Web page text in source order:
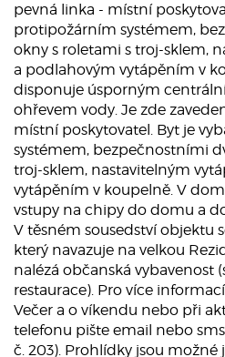
pevná linka - místní
protipožárním systémem,
okny s roletami s troj-sklem,
a podlahovým vytápěním v
disponuje úsporným
ohřevem vody. Je zde
místní poskytovatel. Byt je
systémem, bezpečnostními
troj-sklem, nastavitelným
vytápěním v koupelně. V
vstupy na chipy do domu a
V těsném sousedství objektu
který navazuje na velkou
nalézá občanská vybavenost
restaurace). Pro více
Večer a o víkendu nebo při
telefonu pište email nebo
č. 203). Prohlídky jsou možné